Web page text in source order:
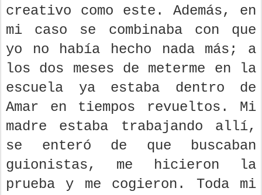
creativo como este. Además, en
mi caso se combinaba con que
yo no había hecho nada más; a
los dos meses de meterme en la
escuela ya estaba dentro de
Amar en tiempos revueltos. Mi
madre estaba trabajando allí,
se enteró de que buscaban
guionistas, me hicieron la
prueba y me cogieron. Toda mi